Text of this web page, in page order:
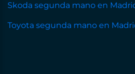
Skoda segunda mano en
Toyota segunda mano en